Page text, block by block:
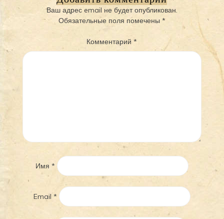
Ваш адрес email не будет опубликован.
Обязательные поля помечены *
Комментарий*
Имя *
Email *